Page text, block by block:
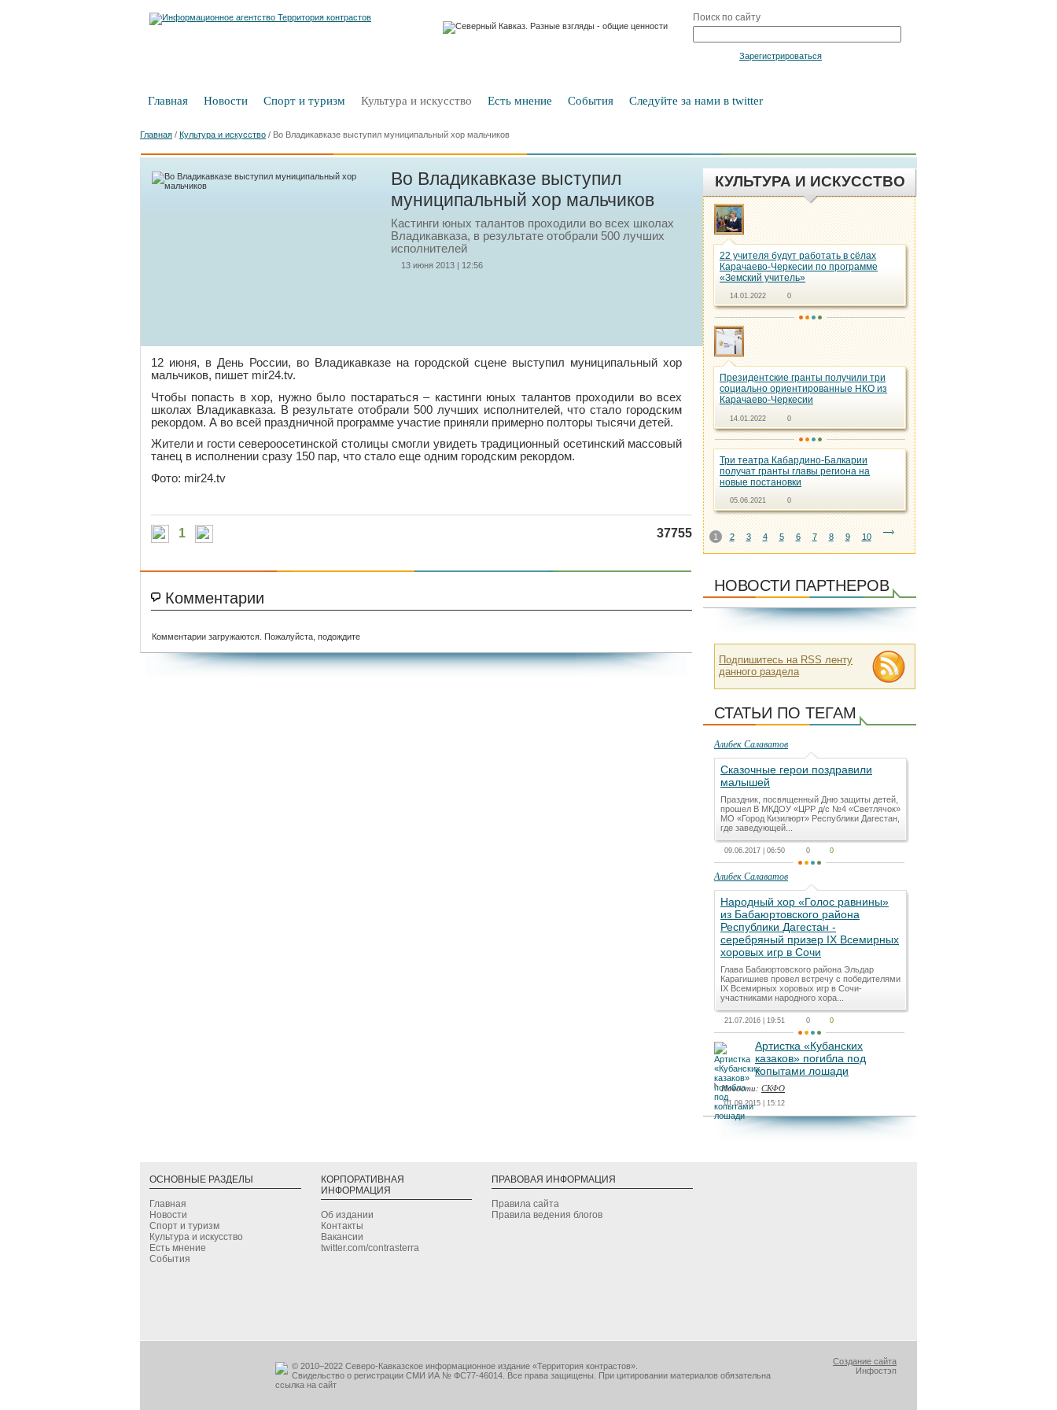
Поиск по сайту
Зарегистрироваться
Главная Новости Спорт и туризм Культура и искусство Есть мнение События Следуйте за нами в twitter
Главная / Культура и искусство / Во Владикавказе выступил муниципальный хор мальчиков
Во Владикавказе выступил
муниципальный хор мальчиков
Кастинги юных талантов проходили во всех школах
Владикавказа, в результате отобрали 500 лучших
исполнителей
13 июня 2013 | 12:56
12 июня, в День России, во Владикавказе на городской сцене выступил муниципальный хор
мальчиков, пишет mir24.tv.
Чтобы попасть в хор, нужно было постараться – кастинги юных талантов проходили во всех
школах Владикавказа. В результате отобрали 500 лучших исполнителей, что стало городским
рекордом. А во всей праздничной программе участие приняли примерно полторы тысячи детей.
Жители и гости североосетинской столицы смогли увидеть традиционный осетинский массовый
танец в исполнении сразу 150 пар, что стало еще одним городским рекордом.
Фото: mir24.tv
1 37755
Комментарии
Комментарии загружаются. Пожалуйста, подождите
КУЛЬТУРА И ИСКУССТВО
22 учителя будут работать в сёлах
Карачаево-Черкесии по программе
«Земский учитель»
14.01.2022 0
Президентские гранты получили три
социально ориентированные НКО из
Карачаево-Черкесии
14.01.2022 0
Три театра Кабардино-Балкарии
получат гранты главы региона на
новые постановки
05.06.2021 0
1 2 3 4 5 6 7 8 9 10
НОВОСТИ ПАРТНЕРОВ
Подпишитесь на RSS ленту
данного раздела
СТАТЬИ ПО ТЕГАМ
Алибек Салаватов
Сказочные герои поздравили
малышей
Праздник, посвященный Дню защиты детей,
прошел В МКДОУ «ЦРР д/с №4 «Светлячок»
МО «Город Кизилюрт» Республики Дагестан,
где заведующей...
09.06.2017 | 06:50 0 0
Алибек Салаватов
Народный хор «Голос равнины»
из Бабаюртовского района
Республики Дагестан -
серебряный призер IX Всемирных
хоровых игр в Сочи
Глава Бабаюртовского района Эльдар
Карагишиев провел встречу с победителями
IX Всемирных хоровых игр в Сочи-
участниками народного хора...
21.07.2016 | 19:51 0 0
Артистка «Кубанских
казаков» погибла под
копытами лошади
Новости: СКФО
01.09.2015 | 15:12
ОСНОВНЫЕ РАЗДЕЛЫ
Главная
Новости
Спорт и туризм
Культура и искусство
Есть мнение
События
КОРПОРАТИВНАЯ
ИНФОРМАЦИЯ
Об издании
Контакты
Вакансии
twitter.com/contrasterra
ПРАВОВАЯ ИНФОРМАЦИЯ
Правила сайта
Правила ведения блогов
© 2010–2022 Северо-Кавказское информационное издание «Территория контрастов».
Свидельство о регистрации СМИ ИА № ФС77-46014. Все права защищены. При цитировании материалов обязательна
ссылка на сайт
Создание сайта
Инфостэп